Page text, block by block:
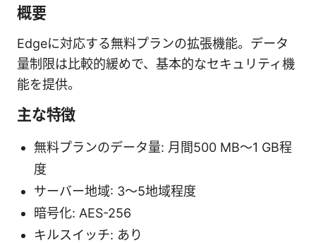
概要
Edgeに対応する無料プランの拡張機能。データ
量制限は比較的緩めで、基本的なセキュリティ機
能を提供。
主な特徴
無料プランのデータ量: 月間500 MB〜1 GB程
度
サーバー地域: 3〜5地域程度
暗号化: AES-256
キルスイッチ: あり